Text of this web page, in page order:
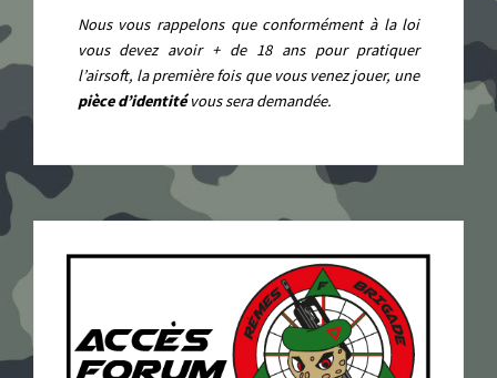
Nous vous rappelons que conformément à la loi
vous devez avoir + de 18 ans pour pratiquer
l’airsoft, la première fois que vous venez jouer, une
pièce d’identitévous sera demandée.